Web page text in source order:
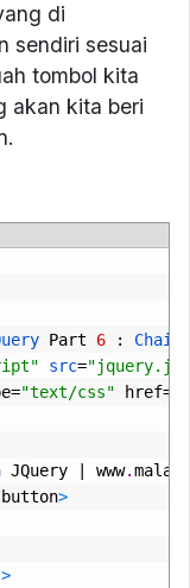
di
sendiri sesuai
tombol kita
akan kita beri
Part 6 :
src="jquery.js"
="text/css" href=
JQuery www.
button>
>